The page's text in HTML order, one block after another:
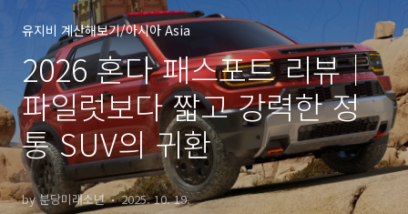
유지비 계산해보기/아시아 Asia
2026 혼다 패스포트 리뷰｜
파일럿보다 짧고 강력한 정
통 SUV의 귀환
by 분당미래소년 2025. 10. 19.